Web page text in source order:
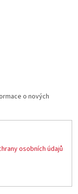
o nových
osobních údajů